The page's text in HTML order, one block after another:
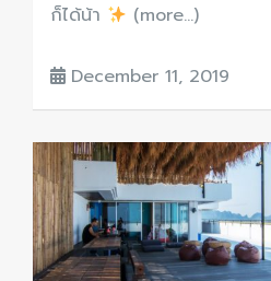
ก็ได้น้า
(more…)
December 11, 2019